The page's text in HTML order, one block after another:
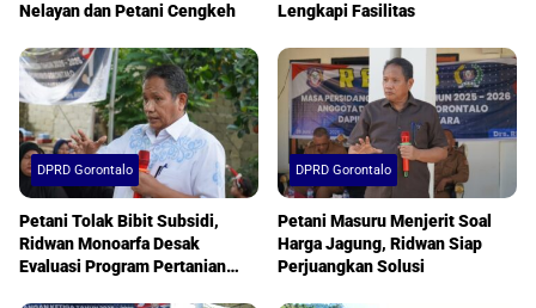
Nelayan dan Petani Cengkeh
Lengkapi Fasilitas
DPRD Gorontalo
Petani Tolak Bibit Subsidi,
Ridwan Monoarfa Desak
Evaluasi Program Pertanian
DPRD Gorontalo
Petani Masuru Menjerit Soal
Harga Jagung, Ridwan Siap
Perjuangkan Solusi